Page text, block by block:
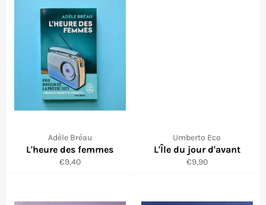
Adèle Bréau
L'heure des femmes
Prix
€9,40
Umberto Eco
L'Île du jour d'avant
Prix
€9,90